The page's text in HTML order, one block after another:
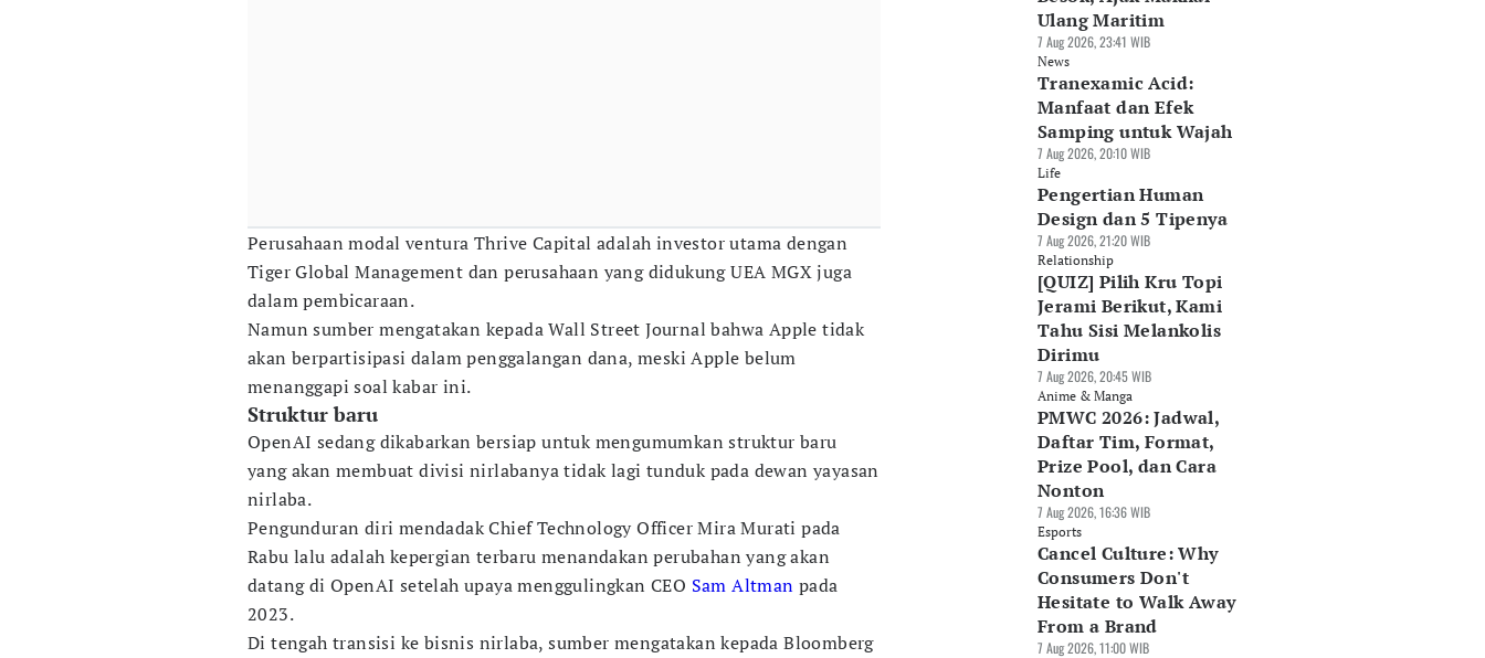
Perusahaan modal ventura Thrive Capital adalah investor utama dengan
Tiger Global Management dan perusahaan yang didukung UEA MGX juga
dalam pembicaraan.
Namun sumber mengatakan kepada Wall Street Journal bahwa Apple tidak
akan berpartisipasi dalam penggalangan dana, meski Apple belum
menanggapi soal kabar ini.
Struktur baru
OpenAI sedang dikabarkan bersiap untuk mengumumkan struktur baru
yang akan membuat divisi nirlabanya tidak lagi tunduk pada dewan yayasan
nirlaba.
Pengunduran diri mendadak Chief Technology Officer Mira Murati pada
Rabu lalu adalah kepergian terbaru menandakan perubahan yang akan
datang di OpenAI setelah upaya menggulingkan CEO Sam Altman pada
2023.
Di tengah transisi ke bisnis nirlaba, sumber mengatakan kepada Bloomberg
Ulang Maritim
7 Aug 2026, 23:41 WIB
News
Tranexamic Acid:
Manfaat dan Efek
Samping untuk Wajah
7 Aug 2026, 20:10 WIB
Life
Pengertian Human
Design dan 5 Tipenya
7 Aug 2026, 21:20 WIB
Relationship
[QUIZ] Pilih Kru Topi
Jerami Berikut, Kami
Tahu Sisi Melankolis
Dirimu
7 Aug 2026, 20:45 WIB
Anime & Manga
PMWC 2026: Jadwal,
Daftar Tim, Format,
Prize Pool, dan Cara
Nonton
7 Aug 2026, 16:36 WIB
Esports
Cancel Culture: Why
Consumers Don't
Hesitate to Walk Away
From a Brand
7 Aug 2026, 11:00 WIB